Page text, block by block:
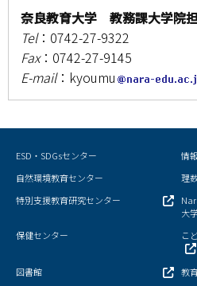
教育・学生生活
国際交流・留学
産官学連携
図書館
教育資料館
奈良教育大学 教務課大学院
Tel：0742-27-9322
Fax：0742-27-9145
E-mail：kyoumu
ESD・SDGsセンター
情
自然環境教育センター
理
特別支援教育研究センター
大
保健センター
こ
図書館
教